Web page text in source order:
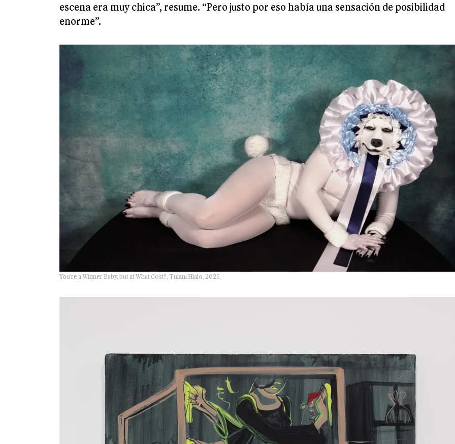
escena era muy chica”, resume. “Pero justo por eso había una sensación de posibilidad
enorme”.
You’re a Winner Baby, but at What Cost?, Tulani Hlalo, 2025.